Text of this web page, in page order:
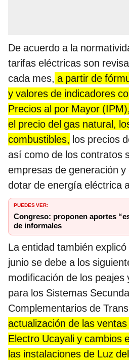
De acuerdo a la
tarifas eléctricas son
cada mes, a partir de
y valores de indicadores
Precios al por Mayor
el precio del gas natural,
combustibles, los precios
así como de los contratos
empresas de generación
dotar de energía eléctrica
PUEDES VER:
Congreso: proponen aportes
de informales
La entidad también
junio se debe a los
modificación de los
para los Sistemas
Complementarios de
actualización de las
Electro Ucayali y cambios
las instalaciones de Luz